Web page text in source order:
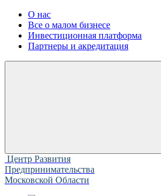
О нас
Все о малом бизнесе
Инвестиционная платформа
Партнеры и акредитация
Центр Развития
Предпринимательства
Московской Области